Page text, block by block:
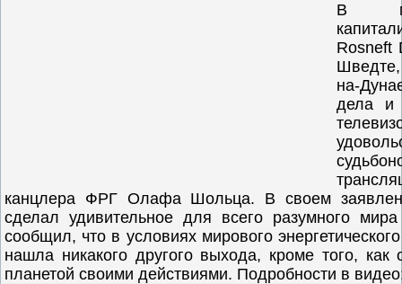
В
Rosneft
на-
дела и
канцлера ФРГ Олафа Шольца. В своем
сделал удивительное для всего разумного
сообщил, что в условиях мирового
нашла никакого другого выхода, кроме того, как
планетой своими действиями. Подробности в